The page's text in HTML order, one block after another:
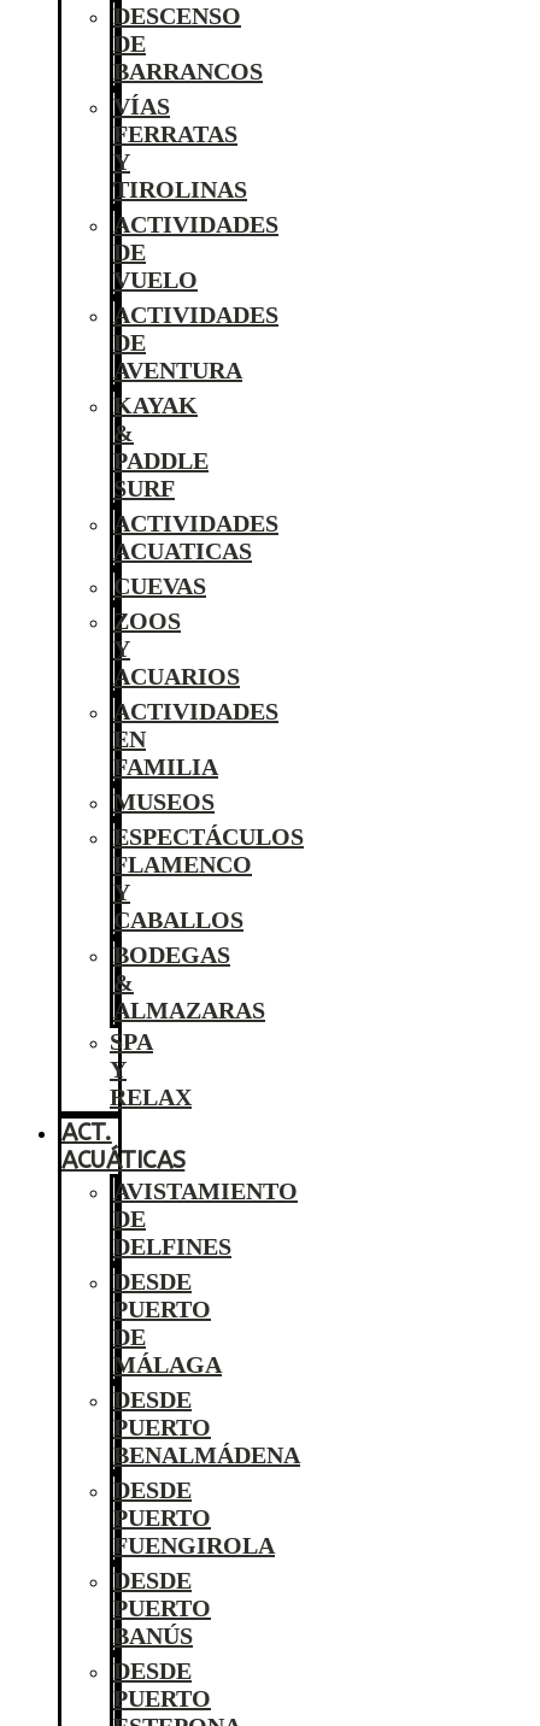
DESCENSO
DE
BARRANCOS
VÍAS
FERRATAS
Y
TIROLINAS
ACTIVIDADES
DE
VUELO
ACTIVIDADES
DE
AVENTURA
KAYAK
&
PADDLE
SURF
ACTIVIDADES
ACUATICAS
CUEVAS
ZOOS
Y
ACUARIOS
ACTIVIDADES
EN
FAMILIA
MUSEOS
ESPECTÁCULOS
FLAMENCO
Y
CABALLOS
BODEGAS
&
ALMAZARAS
SPA
Y
RELAX
ACT.
ACUÁTICAS
AVISTAMIENTO
DE
DELFINES
DESDE
PUERTO
DE
MÁLAGA
DESDE
PUERTO
BENALMÁDENA
DESDE
PUERTO
FUENGIROLA
DESDE
PUERTO
BANÚS
DESDE
PUERTO